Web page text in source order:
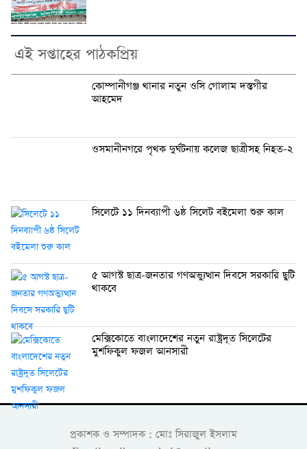
এই সপ্তাহের পাঠকপ্রিয়
কোম্পানীগঞ্জ থানার নতুন ওসি গোলাম দস্তগীর
আহমেদ
ওসমানীনগরে পৃথক দুর্ঘটনায় কলেজ ছাত্রীসহ নিহত-২
সিলেটে ১১ দিনব্যাপী ৬ষ্ঠ সিলেট বইমেলা শুরু কাল
৫ আগস্ট ছাত্র-জনতার গণঅভ্যুত্থান দিবসে সরকারি ছুটি
থাকবে
মেক্সিকোতে বাংলাদেশের নতুন রাষ্ট্রদূত সিলেটের
মুশফিকুল ফজল আনসারী
প্রকাশক ও সম্পাদক : মোঃ সিরাজুল ইসলাম